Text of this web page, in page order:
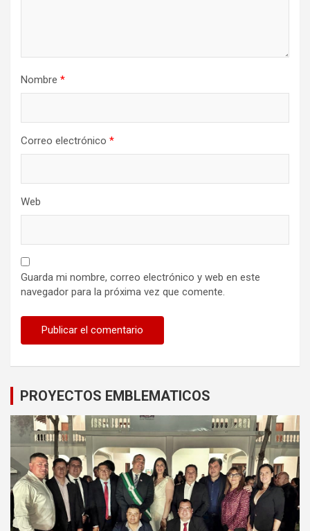
Nombre *
Correo electrónico *
Web
Guarda mi nombre, correo electrónico y web en este
navegador para la próxima vez que comente.
PROYECTOS EMBLEMATICOS